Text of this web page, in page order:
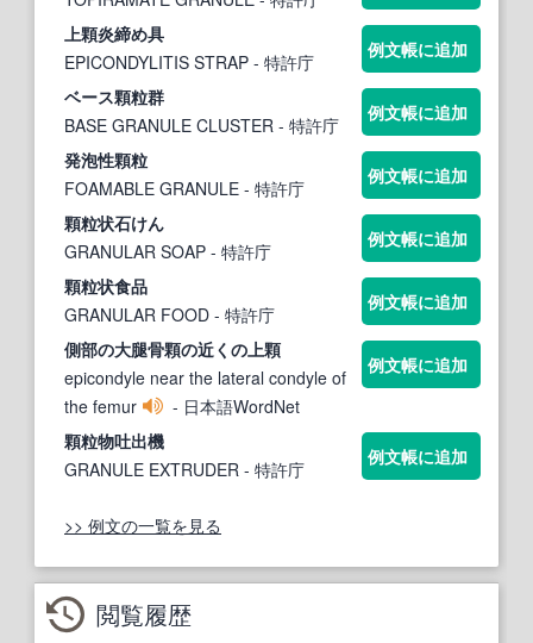
上顆炎締め具
EPICONDYLITIS STRAP - 特許庁
例文帳に追加
ベース顆粒群
BASE GRANULE CLUSTER - 特許庁
例文帳に追加
発泡性顆粒
FOAMABLE GRANULE - 特許庁
例文帳に追加
顆粒状石けん
GRANULAR SOAP - 特許庁
例文帳に追加
顆粒状食品
GRANULAR FOOD - 特許庁
例文帳に追加
側部の大腿骨顆の近くの上顆
epicondyle near the lateral condyle of
the femur
- 日本語WordNet
例文帳に追加
顆粒物吐出機
GRANULE EXTRUDER - 特許庁
例文帳に追加
>> 例文の一覧を見る
閲覧履歴